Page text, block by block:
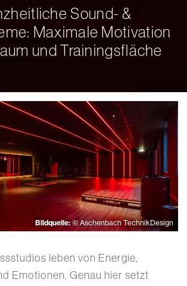
Sound- &
Maximale Motivation
und Trainingsfläche
Bildquelle:© Aschenbach TechnikDesign
leben von Energie,
Emotionen. Genau hier setzt